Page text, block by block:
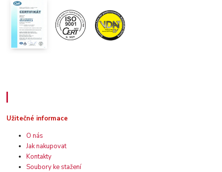
Užitečné informace
O nás
Jak nakupovat
Kontakty
Soubory ke stažení